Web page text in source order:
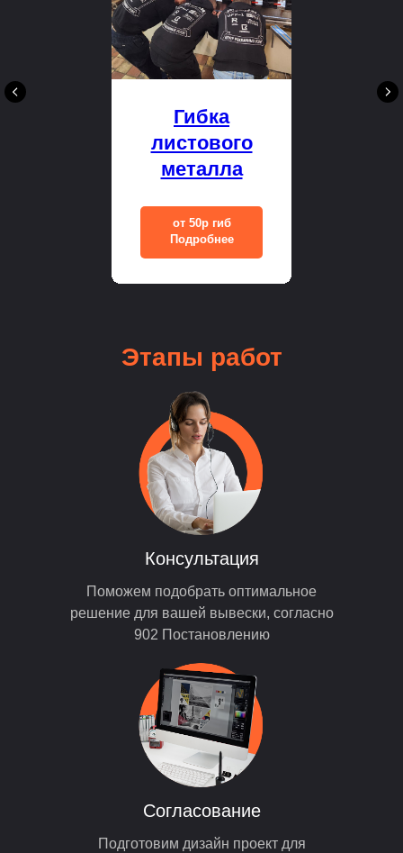
Гибка
листового
металла
от 50р гиб
Подробнее
Этапы работ
Поможем подобрать оптимальное
решение для вашей вывески, согласно
902 Постановлению
Консультация
Подготовим дизайн проект для
Согласование